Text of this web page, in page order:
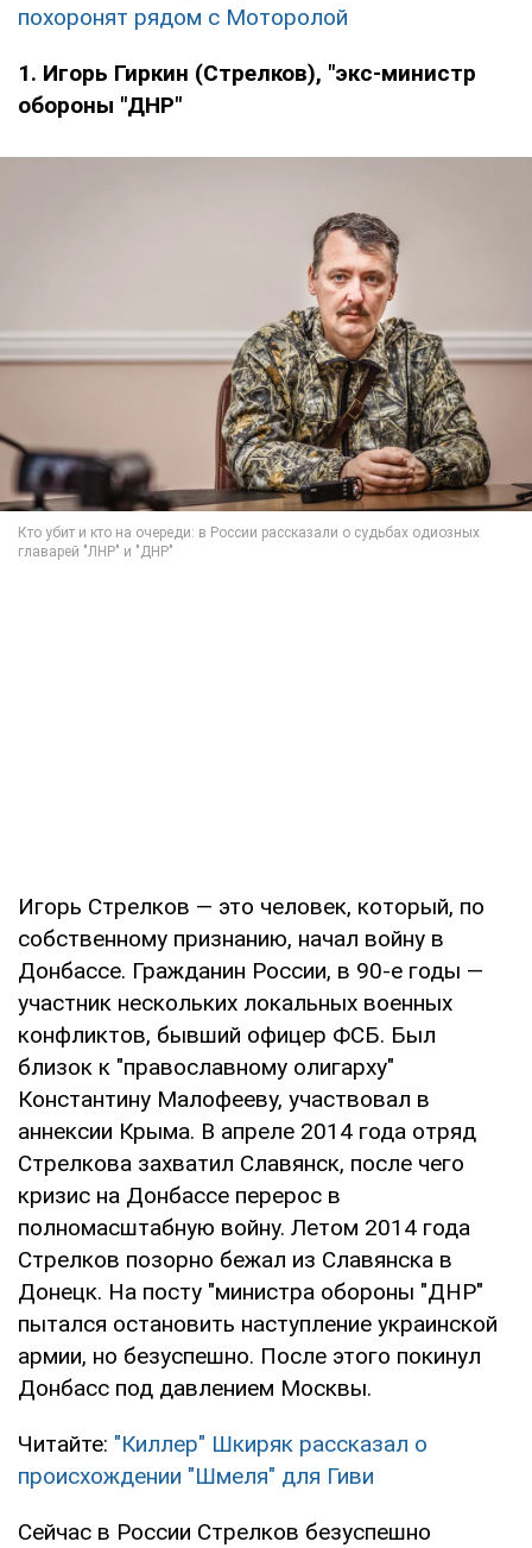
похоронят рядом с Моторолой
1. Игорь Гиркин (Стрелков), "экс-министр
обороны "ДНР"
Игорь Стрелков — это человек, который, по
собственному признанию, начал войну в
Донбассе. Гражданин России, в 90-е годы —
участник нескольких локальных военных
конфликтов, бывший офицер ФСБ. Был
близок к "православному олигарху"
Константину Малофееву, участвовал в
аннексии Крыма. В апреле 2014 года отряд
Стрелкова захватил Славянск, после чего
кризис на Донбассе перерос в
полномасштабную войну. Летом 2014 года
Стрелков позорно бежал из Славянска в
Донецк. На посту "министра обороны "ДНР"
пытался остановить наступление украинской
армии, но безуспешно. После этого покинул
Донбасс под давлением Москвы.
Читайте: "Киллер" Шкиряк рассказал о
происхождении "Шмеля" для Гиви
Сейчас в России Стрелков безуспешно